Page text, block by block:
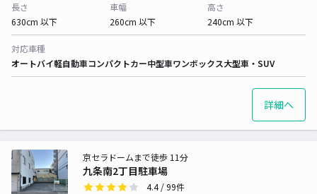
長さ
630cm 以下
車幅
260cm 以下
高さ
240cm 以下
対応車種
オートバイ軽自動車コンパクトカー中型車ワンボックス大型車・SUV
詳細へ
九条南2丁目駐車場
京セラドームまで徒歩 11分
4.4/ 99件